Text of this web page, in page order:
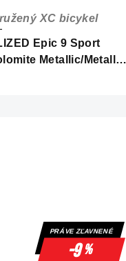
Epic 9 Sport
Metallic/Metallic
XC bicykel
PRÁVE ZĽAVNENÉ
-9%